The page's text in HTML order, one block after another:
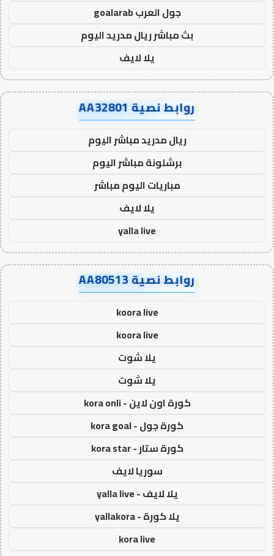
جول العرب goalarab
بث مباشر ريال مدريد اليوم
يلا لايف
روابط نصية AA32801
ريال مدريد مباشر اليوم
برشلونة مباشر اليوم
مباريات اليوم مباشر
يلا لايف
yalla live
روابط نصية AA80513
koora live
koora live
يلا شوت
يلا شوت
كورة اون لاين - kora onli
كورة جول - kora goal
كورة ستار - kora star
سوريا لايف
يلا لايف - yalla live
يلا كورة - yallakora
kora live